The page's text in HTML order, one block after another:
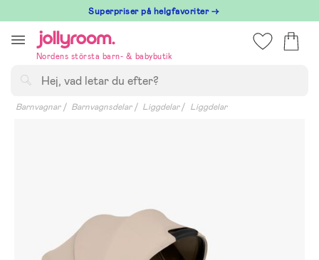
till
innehållet
Superpriser på helgfavoriter →
Nordens största barn- & babybutik
Barnvagnar Barnvagnsdelar Liggdelar Liggdelar